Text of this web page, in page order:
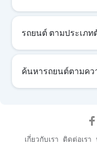
รถยนต์ ตามประเภท
ค้นหารถยนต์ตามคว
เกี่ยวกับเรา ติดต่อเรา